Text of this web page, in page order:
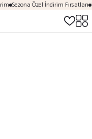
Sezona Özel İndirim Fırsatları